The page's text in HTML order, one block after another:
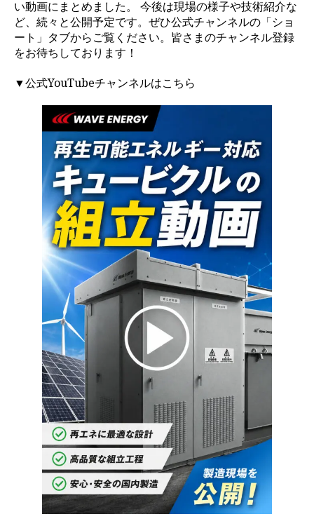
い動画にまとめました。 今後は現場の様子や技術紹介な
ど、続々と公開予定です。ぜひ公式チャンネルの「ショ
ート」タブからご覧ください。皆さまのチャンネル登録
をお待ちしております！
▼公式YouTubeチャンネルはこちら